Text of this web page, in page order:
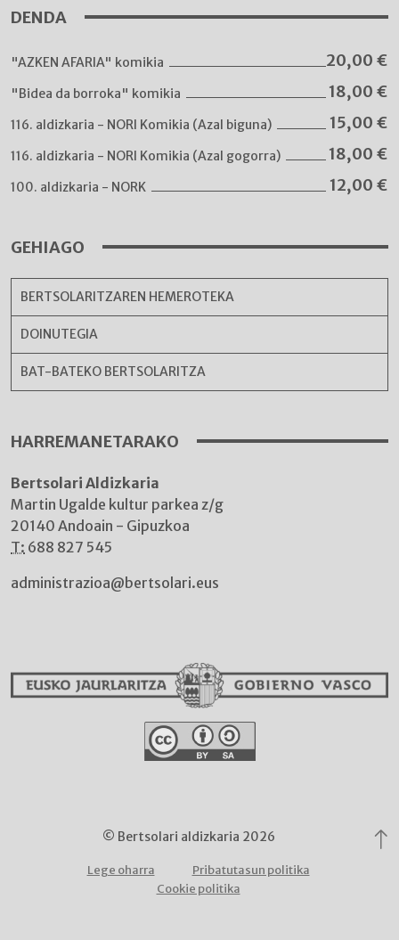
DENDA
"AZKEN AFARIA" komikia 20,00 €
"Bidea da borroka" komikia 18,00 €
116. aldizkaria - NORI Komikia (Azal biguna) 15,00 €
116. aldizkaria - NORI Komikia (Azal gogorra) 18,00 €
100. aldizkaria - NORK 12,00 €
GEHIAGO
BERTSOLARITZAREN HEMEROTEKA
DOINUTEGIA
BAT-BATEKO BERTSOLARITZA
HARREMANETARAKO
Bertsolari Aldizkaria
Martin Ugalde kultur parkea z/g
20140 Andoain - Gipuzkoa
T: 688 827 545
administrazioa@bertsolari.eus
© Bertsolari aldizkaria 2026
Lege oharra
Pribatutasun politika
Cookie politika